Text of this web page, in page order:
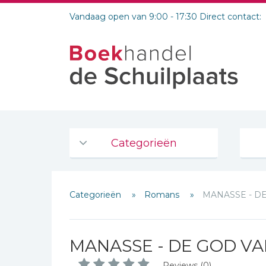
Vandaag open van 9:00 - 17:30 Direct contact:
Categorieën
De Bijbel
Bijbelse Dagboeken 2026
Bijbelstudie groepen
Categorieën Romans MANASSE -
MANASSE - DE GOD